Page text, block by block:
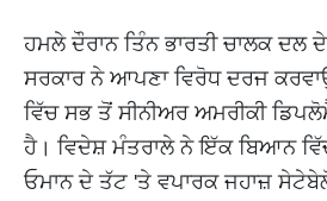
ਹਮਲੇ ਦੌਰਾਨ ਤਿੰਨ ਭਾਰਤੀ ਚਾਲਕ ਦਲ
ਸਰਕਾਰ ਨੇ ਆਪਣਾ ਵਿਰੋਧ ਦਰਜ
ਵਿੱਚ ਸਭ ਤੋਂ ਸੀਨੀਅਰ ਅਮਰੀਕੀ
ਹੈ। ਵਿਦੇਸ਼ ਮੰਤਰਾਲੇ ਨੇ ਇੱਕ ਬਿਆਨ
ਓਮਾਨ ਦੇ ਤੱਟ 'ਤੇ ਵਪਾਰਕ ਜਹਾਜ਼